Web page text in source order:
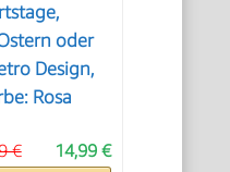
oder
Design,
Rosa
14,99 €
€